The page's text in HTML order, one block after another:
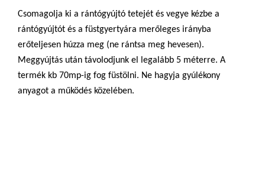
Csomagolja ki a rántógyújtó tetejét és vegye kézbe a
rántógyújtót és a füstgyertyára merőleges irányba
erőteljesen húzza meg (ne rántsa meg hevesen).
Meggyújtás után távolodjunk el legalább 5 méterre. A
termék kb 70mp-ig fog füstölni. Ne hagyja gyúlékony
anyagot a működés közelében.